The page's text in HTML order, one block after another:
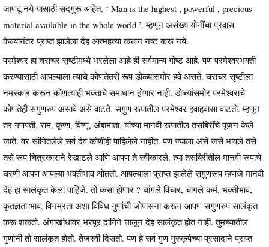
जाणवू नये यासाठी सदगुरू आहेत. ‘ Man is the highest , powerful , precious
material available in the whole world ’. म्हणून असंख्य योनींचा प्रवास
केल्यानंतर प्राप्त झालेला देह आत्महत्या करून नष्ट करू नये.
परमेश्वर हा चराचर सृष्टीमध्ये भरलेला आहे ही सर्वमान्य गोष्ट आहे. पण परमेश्वरभक्ती
करण्यासाठी आपल्याला त्याचे कोणतेतरी रूप डोळ्यांसमोर हवे असते. चराचर सृष्टीला
नमस्कार करून कोणत्याही भक्ताचे समाधान होणार नाही. डोळ्यांसमोर परमेश्वराचे
कोणतेही सगुणरुप असावे असे वाटते. सगुण रूपातील परमेश्वर हवाहवासा वाटतो. म्हणून
तर गणपती, राम, कृष्ण, विष्णू, अंबामाता, यांच्या मानवी रूपातील तसबिरींचे पूजन केले
जाते. वर सांगितलेले सर्व देव कोणीही पाहिलेले नाहीत. पण ज्याला असे जसे भावले तसे
तसे रूप चित्रकाराने रेखाटले आणि आपण ते स्वीकारले. त्या तसबिरीतील मानवी रूपाचे
चरणी आपण आपल्या भक्तीभाव ओततो. आपल्याला प्राप्त झालेले सगुणरूप म्हणजे मानवी
देह हा सालंकृत केला पाहिजे. तो कसा होणार ? चांगले विचार, चांगले कर्म, भक्तीभाव,
कृतज्ञता भाव, विनम्रता अशा विविध गुणांची जोपासना करून आपण सगुणरुप सालंकृत
करू शकतो. अंगाखांधावर भरपूर दागिने घालून देह सालंकृत होत नाही. तुमच्यातील
गुणांनी तो सालंकृत होतो. तेजस्वी दिसतो. पण हे सर्व गुण गुरुकृपेच्या प्रसादाने प्राप्त